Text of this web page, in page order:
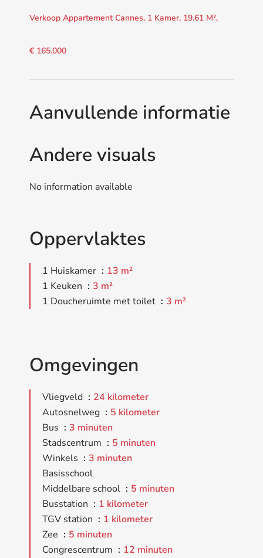
Verkoop Appartement Cannes, 1 Kamer, 19.61 M²,
€ 165.000
Aanvullende informatie
Andere visuals
No information available
Oppervlaktes
1 Huiskamer
13 m²
1 Keuken
3 m²
1 Doucheruimte met toilet
3 m²
Omgevingen
Vliegveld
24 kilometer
Autosnelweg
5 kilometer
Bus
3 minuten
Stadscentrum
5 minuten
Winkels
3 minuten
Basisschool
Middelbare school
5 minuten
Busstation
1 kilometer
TGV station
1 kilometer
Zee
5 minuten
Congrescentrum
12 minuten